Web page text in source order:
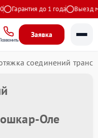
Гарантия до 1 года Выезд
Заявка
соединений
Оле